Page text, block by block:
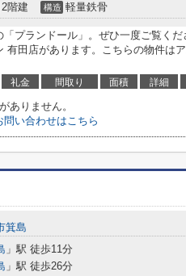
2階建 構造 軽量鉄骨
「プランドール」。ぜひ一度ご覧く
有田店があります。こちらの物件は
礼金 間取り 面積 詳細
ありません。
い合わせはこちら
箕島
」駅 徒歩11分
」駅 徒歩26分